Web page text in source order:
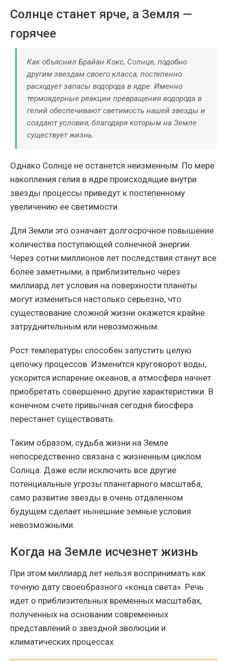
Солнце станет ярче, а Земля —
горячее
Как объяснил Брайан Кокс, Солнце, подобно
другим звездам своего класса, постепенно
расходует запасы водорода в ядре. Именно
термоядерные реакции превращения водорода в
гелий обеспечивают светимость нашей звезды и
создают условия, благодаря которым на Земле
существует жизнь.
Однако Солнце не останется неизменным. По мере
накопления гелия в ядре происходящие внутри
звезды процессы приведут к постепенному
увеличению ее светимости.
Для Земли это означает долгосрочное повышение
количества поступающей солнечной энергии.
Через сотни миллионов лет последствия станут все
более заметными, а приблизительно через
миллиард лет условия на поверхности планеты
могут измениться настолько серьезно, что
существование сложной жизни окажется крайне
затруднительным или невозможным.
Рост температуры способен запустить целую
цепочку процессов. Изменится круговорот воды,
ускорится испарение океанов, а атмосфера начнет
приобретать совершенно другие характеристики. В
конечном счете привычная сегодня биосфера
перестанет существовать.
Таким образом, судьба жизни на Земле
непосредственно связана с жизненным циклом
Солнца. Даже если исключить все другие
потенциальные угрозы планетарного масштаба,
само развитие звезды в очень отдаленном
будущем сделает нынешние земные условия
невозможными.
Когда на Земле исчезнет жизнь
При этом миллиард лет нельзя воспринимать как
точную дату своеобразного «конца света». Речь
идет о приблизительных временных масштабах,
полученных на основании современных
представлений о звездной эволюции и
климатических процессах.